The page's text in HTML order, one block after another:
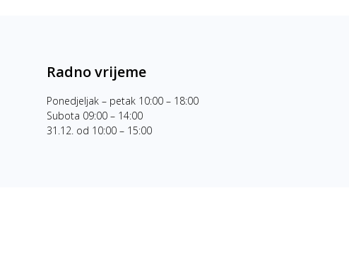
Radno vrijeme
Ponedjeljak – petak 10:00 – 18:00
Subota 09:00 – 14:00
31.12. od 10:00 – 15:00